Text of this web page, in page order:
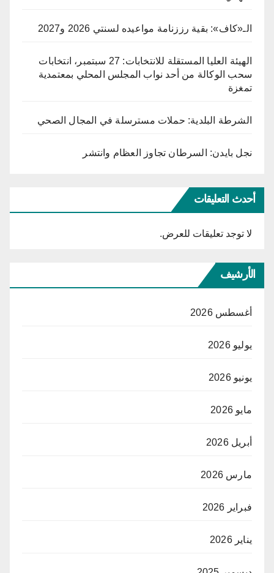
الـ«كاف»: بقية رززنامة مواعيده لسنتي 2026 و2027
الهيئة العليا المستقلة للانتخابات: 27 سبتمبر، انتخابات
سحب الوكالة من أحد نواب المجلس المحلي بمعتمدية
تمغزة
الشرطة البلدية: حملات مسترسلة في المجال الصحي
نجل بايدن: السرطان تجاوز العظام وانتشر
أحدث التعليقات
لا توجد تعليقات للعرض.
الأرشيف
أغسطس 2026
يوليو 2026
يونيو 2026
مايو 2026
أبريل 2026
مارس 2026
فبراير 2026
يناير 2026